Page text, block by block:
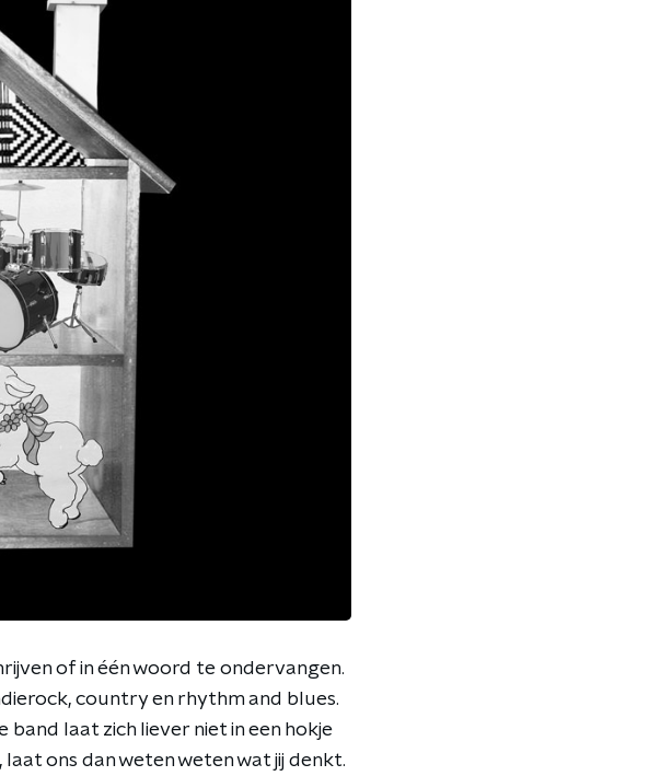
of in één woord te ondervangen.
country en rhythm and blues.
laat zich liever niet in een hokje
ons dan weten weten wat jij denkt.